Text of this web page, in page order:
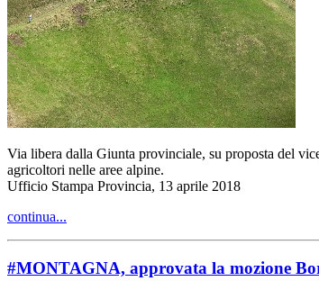
Via libera dalla Giunta provinciale, su proposta del
agricoltori nelle aree alpine.
Ufficio Stampa Provincia, 13 aprile 2018
continua...
#MONTAGNA, approvata la mozione